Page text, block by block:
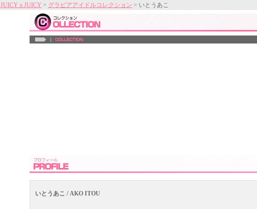
JUICY x JUICY > グラビアアイドルコレクション > いとうあこ
いとうあこ / AKO ITOU